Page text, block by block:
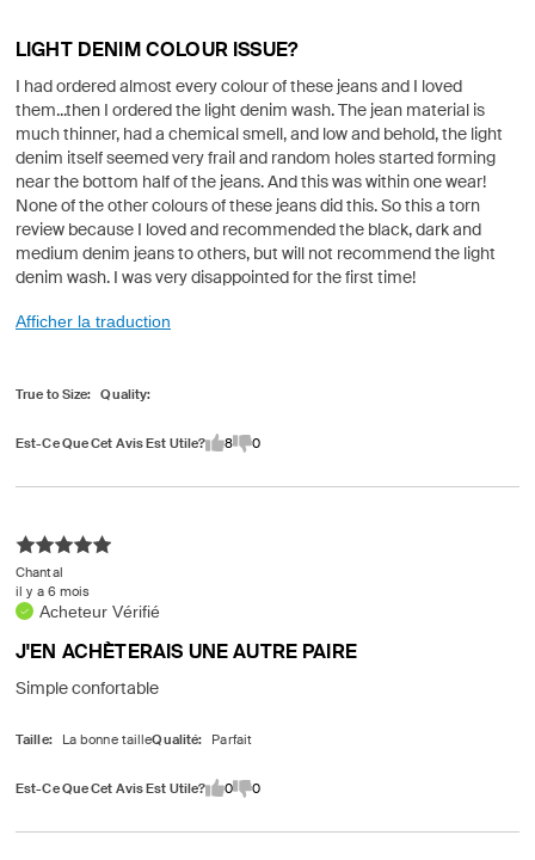
LIGHT DENIM COLOUR ISSUE?
I had ordered almost every colour of these jeans and I loved
them...then I ordered the light denim wash. The jean material is
much thinner, had a chemical smell, and low and behold, the light
denim itself seemed very frail and random holes started forming
near the bottom half of the jeans. And this was within one wear!
None of the other colours of these jeans did this. So this a torn
review because I loved and recommended the black, dark and
medium denim jeans to others, but will not recommend the light
denim wash. I was very disappointed for the first time!
Afficher la traduction
True to Size Quality
Est-Ce Que Cet Avis Est Utile? 8 0
J'EN ACHÈTERAIS UNE AUTRE PAIRE
il y a 6 mois
Chantal
Acheteur Vérifié
Simple confortable
Taille Qualité
Est-Ce Que Cet Avis Est Utile? 0 0